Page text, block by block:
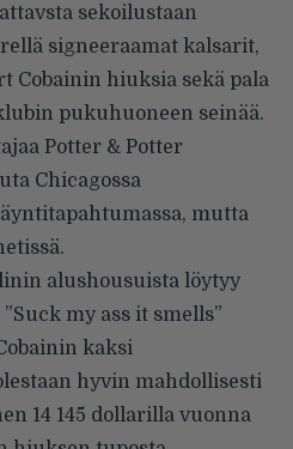
sekoilustaan
signeeraamat kalsarit,
Cobainin hiuksia sekä pala
pukuhuoneen seinää.
Potter & Potter
Chicagossa
mutta
.
alushousuista löytyy
my ass it smells”
kaksi
hyvin mahdollisesti
14 145 dollarilla vuonna